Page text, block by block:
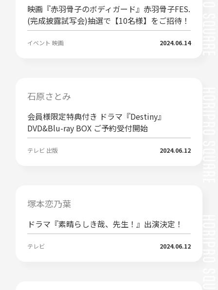
映画『赤羽骨子のボディガード』赤羽骨子FES.
(完成披露試写会)抽選で【10名様】をご招待！
イベント 映画 2024.06.14
石原さとみ
会員様限定特典付き ドラマ『Destiny』
DVD&Blu-ray BOX ご予約受付開始
テレビ 出版 2024.06.12
塚本恋乃葉
ドラマ『素晴らしき哉、先生！』出演決定！
テレビ 2024.06.12